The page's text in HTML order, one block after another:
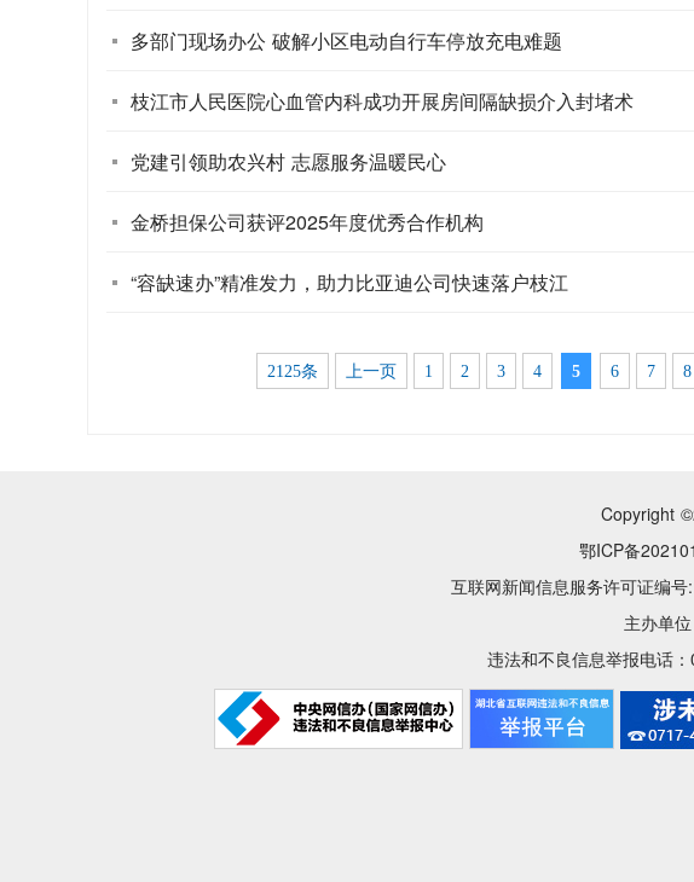
多部门现场办公 破解小区电动自行车停放充电难题
枝江市人民医院心血管内科成功开展房间隔缺损介入封堵术
党建引领助农兴村 志愿服务温暖民心
金桥担保公司获评2025年度优秀合作机构
“容缺速办”精准发力，助力比亚迪公司快速落户枝江
2125条 上一页 1 2 3 4 5 6 7 8
Copyright
鄂ICP备
互联网新闻信息服务许可证编
主办单
违法和不良信息举报电话